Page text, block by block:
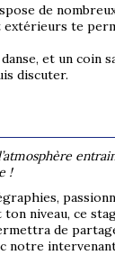
de
te
et un coin
discuter.
!
niveau, ce
de
notre